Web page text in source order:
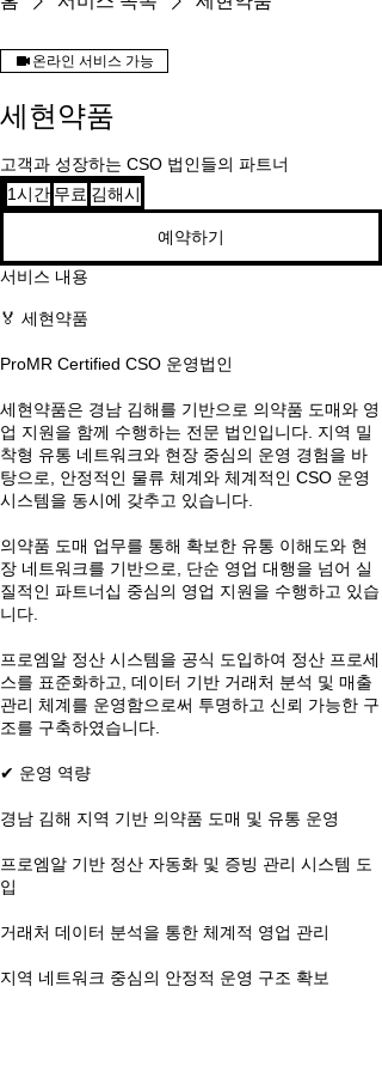
온라인 서비스 가능
세현약품
고객과 성장하는 CSO 법인들의 파트너
1시간 1
시
무
료
무료 김해시
예약하기
서비스 내용
🏅 세현약품
ProMR Certified CSO 운영법인
세현약품은 경남 김해를 기반으로 의약품 도매와 영
업 지원을 함께 수행하는 전문 법인입니다. 지역 밀
착형 유통 네트워크와 현장 중심의 운영 경험을 바
탕으로, 안정적인 물류 체계와 체계적인 CSO 운영
시스템을 동시에 갖추고 있습니다.
의약품 도매 업무를 통해 확보한 유통 이해도와 현
장 네트워크를 기반으로, 단순 영업 대행을 넘어 실
질적인 파트너십 중심의 영업 지원을 수행하고 있습
니다.
프로엠알 정산 시스템을 공식 도입하여 정산 프로세
스를 표준화하고, 데이터 기반 거래처 분석 및 매출
관리 체계를 운영함으로써 투명하고 신뢰 가능한 구
조를 구축하였습니다.
✔ 운영 역량
경남 김해 지역 기반 의약품 도매 및 유통 운영
프로엠알 기반 정산 자동화 및 증빙 관리 시스템 도
입
거래처 데이터 분석을 통한 체계적 영업 관리
지역 네트워크 중심의 안정적 운영 구조 확보